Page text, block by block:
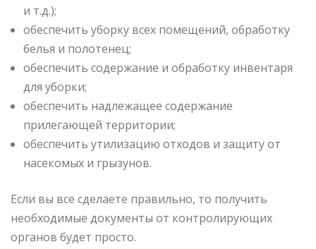
и т.д.);
обеспечить уборку всех помещений, обработку
белья и полотенец;
обеспечить содержание и обработку инвентаря
для уборки;
обеспечить надлежащее содержание
прилегающей территории;
обеспечить утилизацию отходов и защиту от
насекомых и грызунов.
Если вы все сделаете правильно, то получить
необходимые документы от контролирующих
органов будет просто.